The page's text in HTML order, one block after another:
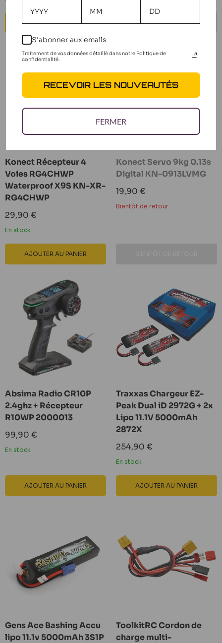
AJOUTER AU PANIER BIENTÔT DE RETOUR
Konect Récepteur 4
Voies RG4CHWP
Waterproof X9S KN-XR-
RG4CHWP
Prix
réduit
29,90 €
En stock
AJOUTER AU PANIER
Konect Servo 9kg 0.13s
Digital KN-0913LVMG
Prix
réduit
19,90 €
Bientôt de retour
Absima Radio CR10P
2.4ghz + Récepteur
R10WP 2000013
Prix
réduit
99,90 €
En stock
AJOUTER AU PANIER
Traxxas Chargeur EZ-
Peak Dual iD 2972G + 2x
Lipo 11.1V 5000mAh
2872X
Prix
réduit
254,90 €
En stock
AJOUTER AU PANIER
Gens Ace Bashing Accu
lipo 11.1v 5000mAh 3S1P
ToolkitRC Cordon de
charge multi-
S'abonner aux emails
Traitement de vos données détaillé dans notre Politique de
confidentialité.
RECEVOIR LES NOUVEAUTÉS
FERMER